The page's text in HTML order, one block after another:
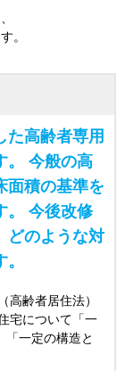
。
た高齢者専用
。 今般の高
面積の基準を
。 今後改修
どのような対
高齢者居住法）
宅について「一
「一定の構造と